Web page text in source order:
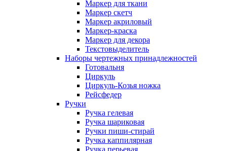
Маркер для ткани
Маркер скетч
Маркер акриловый
Маркер-краска
Маркер для декора
Текстовыделитель
Наборы чертежных принадлежностей
Готовальня
Циркуль
Циркуль-Козья ножка
Рейсфедер
Ручки
Ручка гелевая
Ручка шариковая
Ручки пиши-стирай
Ручка каппилярная
Ручка перьевая